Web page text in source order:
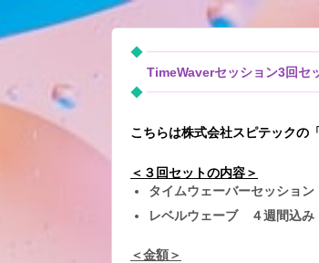
◆
TimeWaverセッション3回セ
◆
こちらは株式会社スピテックの
＜３回セットの内容＞
タイムウェーバーセッショ
レベルウェーブ ４週間込み
＜金額＞